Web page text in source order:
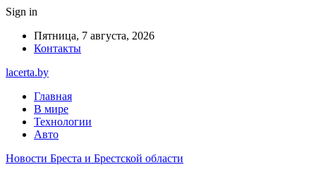
Sign in
Пятница, 7 августа, 2026
Контакты
lacerta.by
Главная
В мире
Технологии
Авто
Новости Бреста и Брестской области